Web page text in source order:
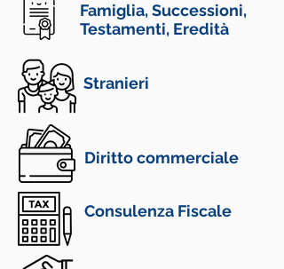
Famiglia, Successioni,
Testamenti, Eredità
Stranieri
Diritto commerciale
Consulenza Fiscale